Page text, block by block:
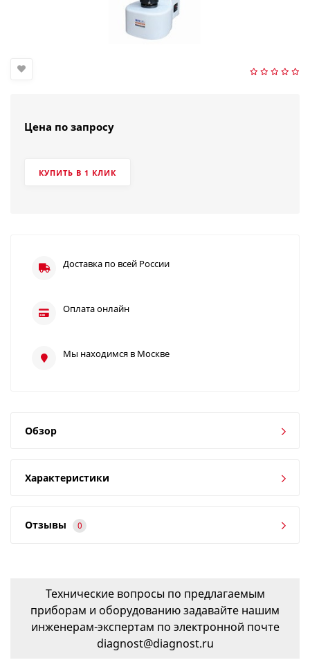
Цена по запросу
КУПИТЬ В 1 КЛИК
Доставка по всей России
Оплата онлайн
Мы находимся в Москве
Обзор
Характеристики
Отзывы 0
Технические вопросы по предлагаемым
приборам и оборудованию задавайте нашим
инженерам-экспертам по электронной почте
diagnost@diagnost.ru